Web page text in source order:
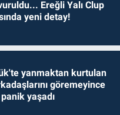
Ereğli Yalı Clup
yeni detay!
yanmaktan kurtulan
göremeyince
yaşadı